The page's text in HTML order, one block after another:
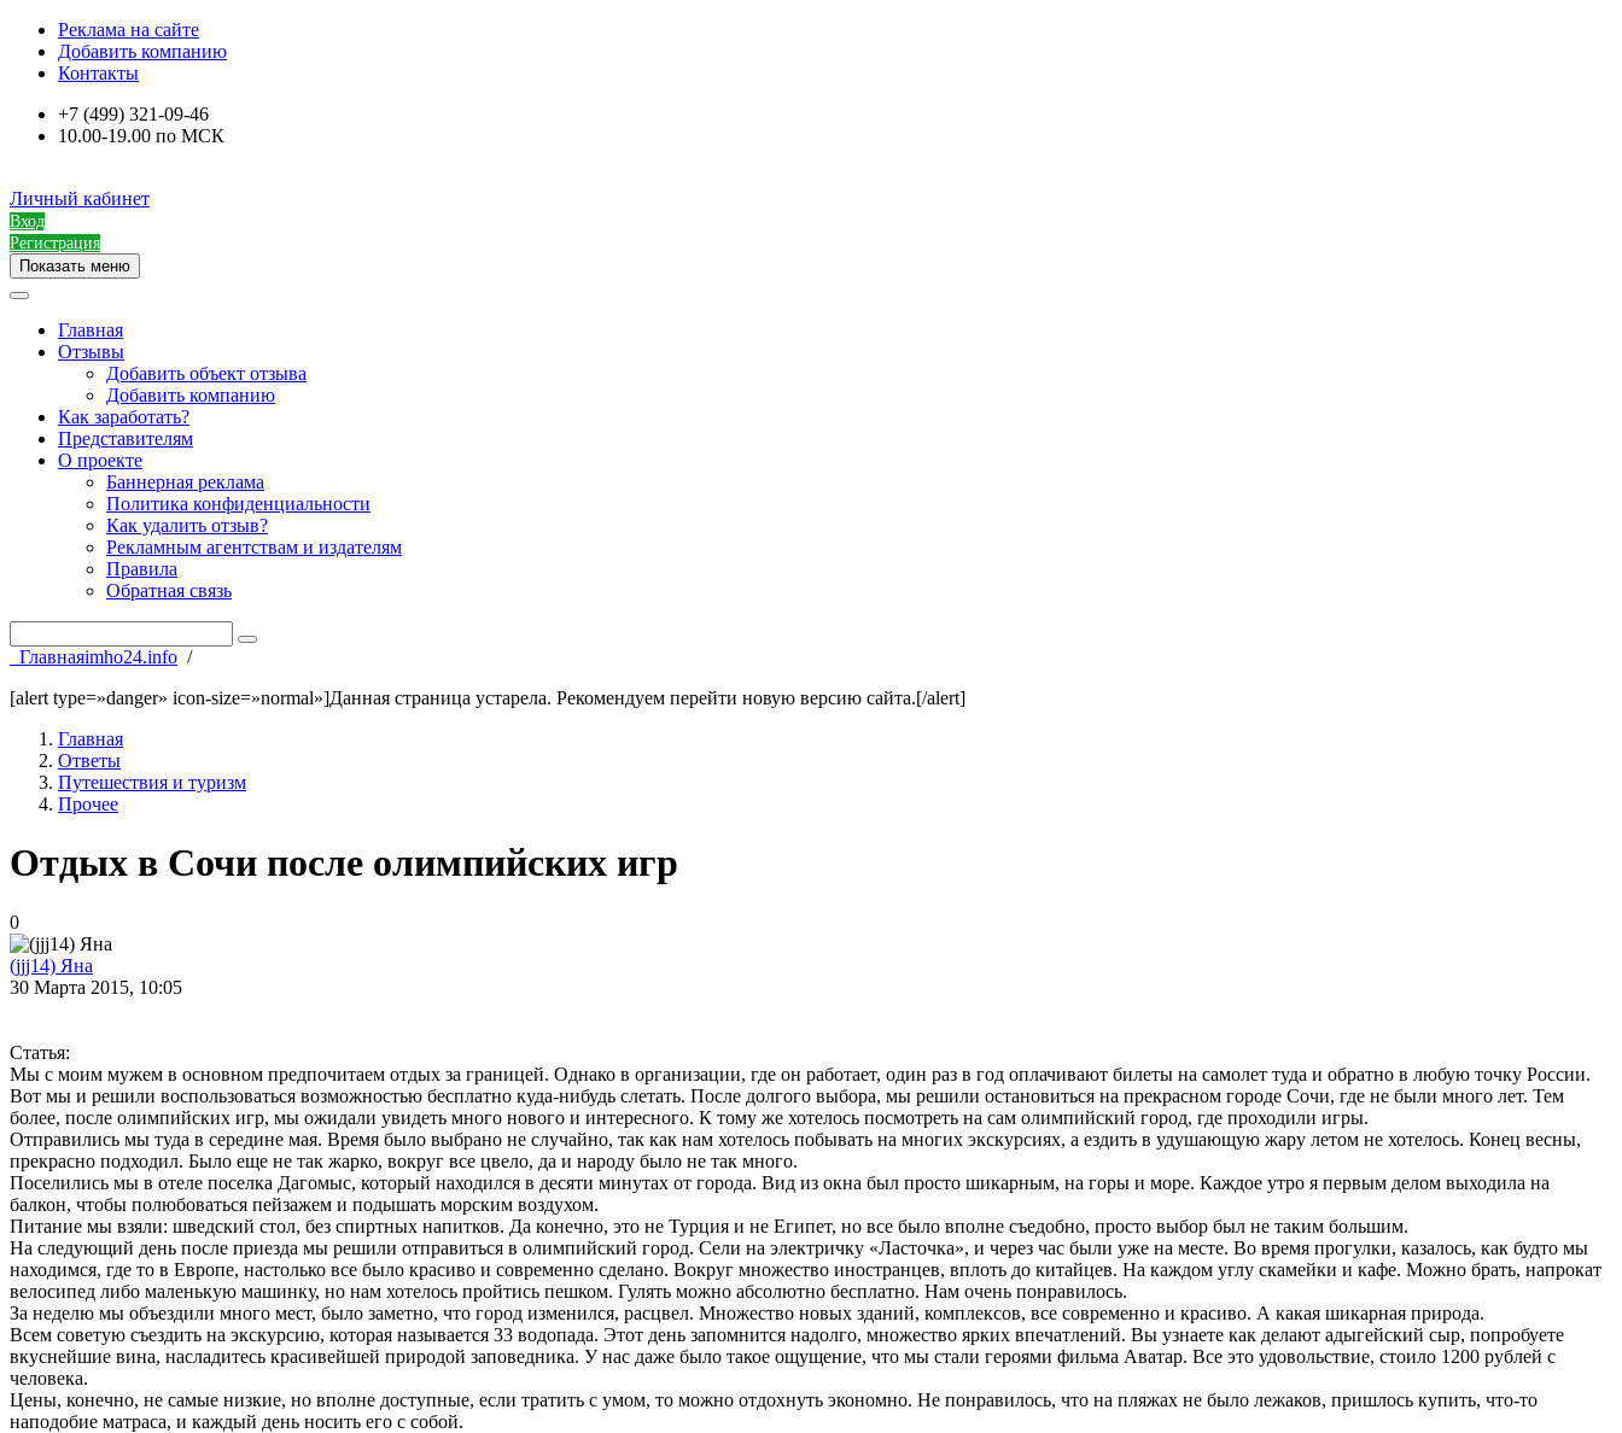
Реклама на сайте
Добавить компанию
Контакты
+7 (499) 321-09-46
10.00-19.00 по МСК
Личный кабинет
Вход
Регистрация
Показать меню
Главная
Отзывы
Добавить объект отзыва
Добавить компанию
Как заработать?
Представителям
О проекте
Баннерная реклама
Политика конфиденциальности
Как удалить отзыв?
Рекламным агентствам и издателям
Правила
Обратная связь
Главнаяimho24.info /
[alert type=»danger» icon-size=»normal»]Данная страница устарела. Рекомендуем перейти новую версию сайта.[/alert]
Главная
Ответы
Путешествия и туризм
Прочее
Отдых в Сочи после олимпийских игр
0
(jjj14) Яна
30 Марта 2015, 10:05
Статья:
Мы с моим мужем в основном предпочитаем отдых за границей. Однако в организации, где он работает, один раз в год оплачивают билеты на самолет туда и обратно в любую точку России.
Вот мы и решили воспользоваться возможностью бесплатно куда-нибудь слетать. После долгого выбора, мы решили остановиться на прекрасном городе Сочи, где не были много лет. Тем
более, после олимпийских игр, мы ожидали увидеть много нового и интересного. К тому же хотелось посмотреть на сам олимпийский город, где проходили игры.
Отправились мы туда в середине мая. Время было выбрано не случайно, так как нам хотелось побывать на многих экскурсиях, а ездить в удушающую жару летом не хотелось. Конец весны,
прекрасно подходил. Было еще не так жарко, вокруг все цвело, да и народу было не так много.
Поселились мы в отеле поселка Дагомыс, который находился в десяти минутах от города. Вид из окна был просто шикарным, на горы и море. Каждое утро я первым делом выходила на
балкон, чтобы полюбоваться пейзажем и подышать морским воздухом.
Питание мы взяли: шведский стол, без спиртных напитков. Да конечно, это не Турция и не Египет, но все было вполне съедобно, просто выбор был не таким большим.
На следующий день после приезда мы решили отправиться в олимпийский город. Сели на электричку «Ласточка», и через час были уже на месте. Во время прогулки, казалось, как будто мы
находимся, где то в Европе, настолько все было красиво и современно сделано. Вокруг множество иностранцев, вплоть до китайцев. На каждом углу скамейки и кафе. Можно брать, напрокат
велосипед либо маленькую машинку, но нам хотелось пройтись пешком. Гулять можно абсолютно бесплатно. Нам очень понравилось.
За неделю мы объездили много мест, было заметно, что город изменился, расцвел. Множество новых зданий, комплексов, все современно и красиво. А какая шикарная природа.
Всем советую съездить на экскурсию, которая называется 33 водопада. Этот день запомнится надолго, множество ярких впечатлений. Вы узнаете как делают адыгейский сыр, попробуете
вкуснейшие вина, насладитесь красивейшей природой заповедника. У нас даже было такое ощущение, что мы стали героями фильма Аватар. Все это удовольствие, стоило 1200 рублей с
человека.
Цены, конечно, не самые низкие, но вполне доступные, если тратить с умом, то можно отдохнуть экономно. Не понравилось, что на пляжах не было лежаков, пришлось купить, что-то
наподобие матраса, и каждый день носить его с собой.